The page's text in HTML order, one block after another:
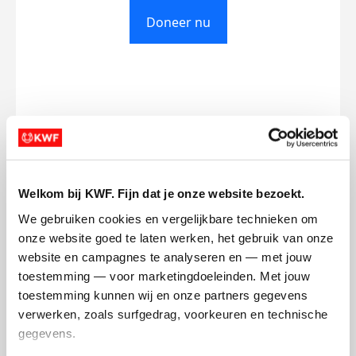
Welkom bij KWF. Fijn dat je onze website bezoekt.
We gebruiken cookies en vergelijkbare technieken om
onze website goed te laten werken, het gebruik van onze
website en campagnes te analyseren en — met jouw
toestemming — voor marketingdoeleinden. Met jouw
toestemming kunnen wij en onze partners gegevens
verwerken, zoals surfgedrag, voorkeuren en technische
gegevens.
Doneer nu
€0 €750
Doneer
Bas's badges